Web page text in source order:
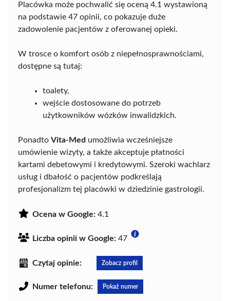
Placówka może pochwalić się oceną 4.1 wystawioną
na podstawie 47 opinii, co pokazuje duże
zadowolenie pacjentów z oferowanej opieki.
W trosce o komfort osób z niepełnosprawnościami,
dostępne są tutaj:
toalety,
wejście dostosowane do potrzeb
użytkowników wózków inwalidzkich.
Ponadto Vita-Med umożliwia wcześniejsze
umówienie wizyty, a także akceptuje płatności
kartami debetowymi i kredytowymi. Szeroki wachlarz
usług i dbałość o pacjentów podkreślają
profesjonalizm tej placówki w dziedzinie gastrologii.
Ocena w Google: 4.1
Liczba opinii w Google: 47
Czytaj opinie: Zobacz profil
Numer telefonu: Pokaż numer